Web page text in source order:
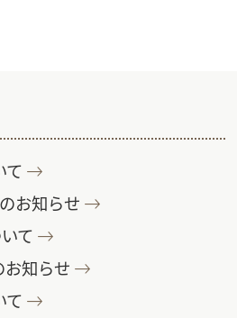
て
お知らせ
て
知らせ
て